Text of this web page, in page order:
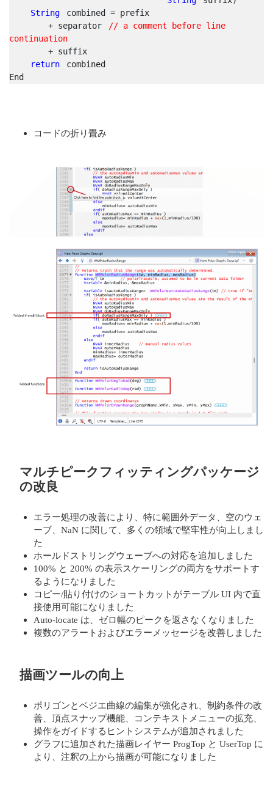
String
combined = prefix
        + separator
// a comment before line
continuation
        + suffix
return
combined
End
コードの折り畳み
マルチピークフィッティングパッケージ
の改良
エラー処理の改善により、特に範囲外データ、空のウェ
ーブ、NaN に関して、多くの領域で堅牢性が向上しまし
た
ホールドストリングウェーブへの対応を追加しました
100% と 200% の表示スケーリングの両方をサポートす
るようになりました
コピー/貼り付けのショートカットがテーブル UI 内で直
接使用可能になりました
Auto-locate は、ゼロ幅のピークを返さなくなりました
複数のアラートおよびエラーメッセージを改善しました
描画ツールの向上
ポリゴンとベジエ曲線の編集が強化され、制約条件の改
善、頂点スナップ機能、コンテキストメニューの拡充、
操作をガイドするヒントシステムが追加されました
グラフに追加された描画レイヤー ProgTop と UserTop に
より、注釈の上から描画が可能になりました